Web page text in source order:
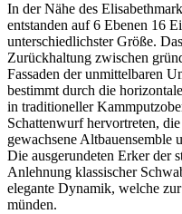
In der Nähe des
entstanden auf 6 Ebenen 16
unterschiedlichster Größe.
Zurückhaltung zwischen
Fassaden der unmittelbaren
bestimmt durch die
in traditioneller
Schattenwurf hervortreten,
gewachsene Altbauensemble
Die ausgerundeten Erker der
Anlehnung klassischer
elegante Dynamik, welche
münden.